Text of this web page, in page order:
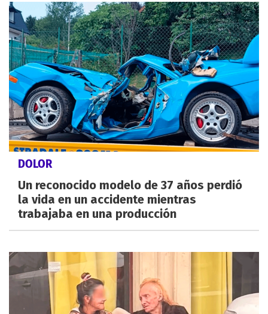
DOLOR
Un reconocido modelo de 37 años perdió
la vida en un accidente mientras
trabajaba en una producción